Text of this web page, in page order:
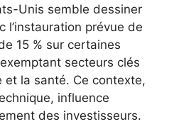
Unis semble dessiner
l’instauration prévue de
15 % sur certaines
secteurs clés
et la santé. Ce contexte,
influence
des investisseurs.